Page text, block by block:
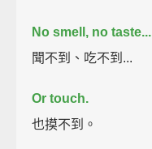
No smell, no taste...
聞不到、吃不到...
Or touch.
也摸不到。